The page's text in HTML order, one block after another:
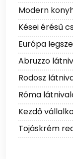
Modern
Kései érésű
Európa
Abruzzo
Rodosz
Róma
Kezdő
Tojáskrém